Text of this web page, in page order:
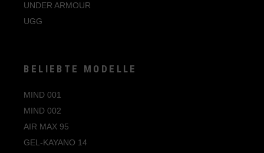
UNDER ARMOUR
UGG
BELIEBTE MODELLE
MIND 001
MIND 002
AIR MAX 95
GEL-KAYANO 14